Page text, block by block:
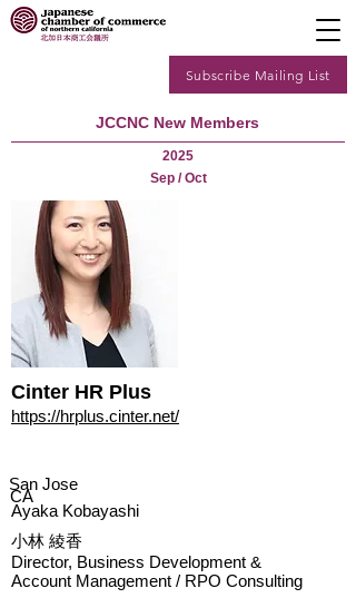
Subscribe Mailing List
JCCNC New Members
2025
Sep / Oct
Cinter HR Plus
https://hrplus.cinter.net/
Ayaka Kobayashi
小林 綾香
Director, Business Development &
Account Management / RPO Consulting
San Jose
CA